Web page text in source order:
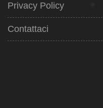
Privacy Policy
Contattaci